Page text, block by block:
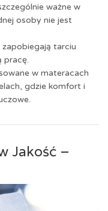
ważne w
osoby nie jest
zapobiegają tarciu
pracę.
w materacach
gdzie komfort i
Jakość –